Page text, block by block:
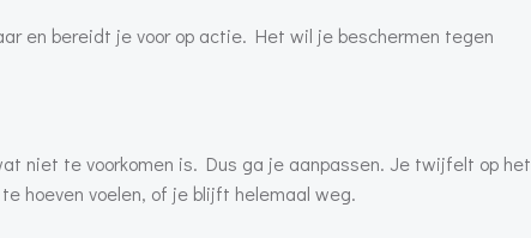
en bereidt je voor op actie. Het wil je beschermen tegen
niet te voorkomen is. Dus ga je aanpassen. Je twijfelt op het
hoeven voelen, of je blijft helemaal weg.